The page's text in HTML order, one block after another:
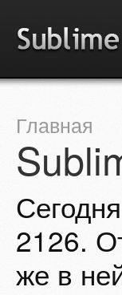
Главная
2126.
же в